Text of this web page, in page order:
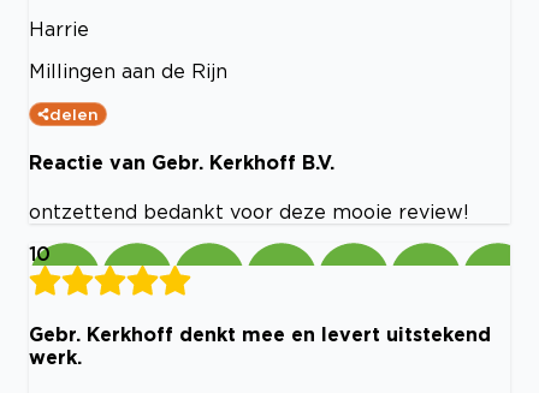
Harrie
Millingen aan de Rijn
delen
Reactie van Gebr. Kerkhoff B.V.
ontzettend bedankt voor deze mooie review!
10
Gebr. Kerkhoff denkt mee en levert uitstekend
werk.